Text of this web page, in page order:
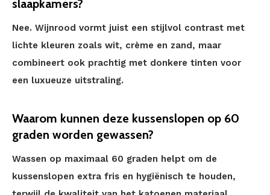
slaapkamers?
Nee. Wijnrood vormt juist een stijlvol contrast met
lichte kleuren zoals wit, crème en zand, maar
combineert ook prachtig met donkere tinten voor
een luxueuze uitstraling.
Waarom kunnen deze kussenslopen op 60
graden worden gewassen?
Wassen op maximaal 60 graden helpt om de
kussenslopen extra fris en hygiënisch te houden,